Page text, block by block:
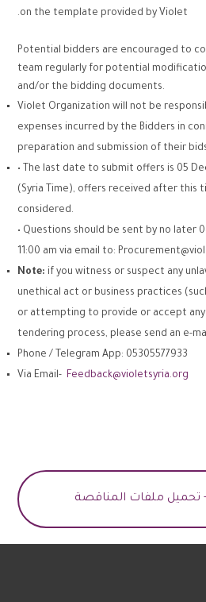
on the template provided by Violet.
Potential bidders are encouraged to
team regularly for potential
and/or the bidding documents.
Violet Organization will not be
expenses incurred by the Bidders in
preparation and submission of their
• The last date to submit offers is 05
(Syria Time), offers received after this
considered.
• Questions should be sent by no later
11:00 am via email to:
Note: if you witness or suspect any
unethical act or business practices
or attempting to provide or accept any
tendering process, please send an e-
Phone / Telegram App: 05305577933
Via Email- Feedback@violetsyria.org